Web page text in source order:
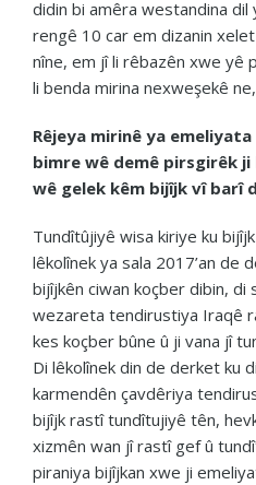
didin bi amêra westandina dil
rengê 10 car em dizanin
nîne, em jî li rêbazên xwe yê
li benda mirina nexweşekê
Rêjeya mirinê ya
bimre wê demê pirsgirêk
wê gelek kêm bijîjk vî barî
Tundîtûjiyê wisa kiriye ku
lêkolînek ya sala 2017’an de
bijîjkên ciwan koçber dibin, di
wezareta tendirustiya Iraqê
kes koçber bûne û ji vana jî
Di lêkolînek din de derket ku
karmendên çavdêriya
bijîjk rastî tundîtujiyê tên,
xizmên wan jî rastî gef û
piraniya bijîjkan xwe ji